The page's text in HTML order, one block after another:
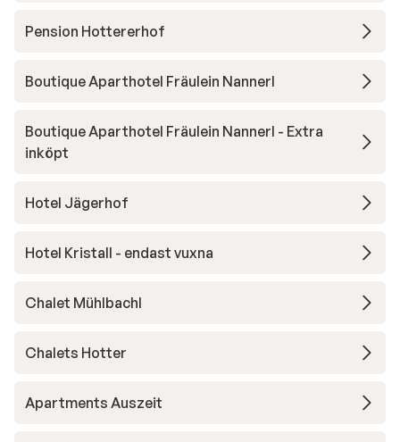
Pension Hottererhof
Boutique Aparthotel Fräulein Nannerl
Boutique Aparthotel Fräulein Nannerl - Extra
inköpt
Hotel Jägerhof
Hotel Kristall - endast vuxna
Chalet Mühlbachl
Chalets Hotter
Apartments Auszeit